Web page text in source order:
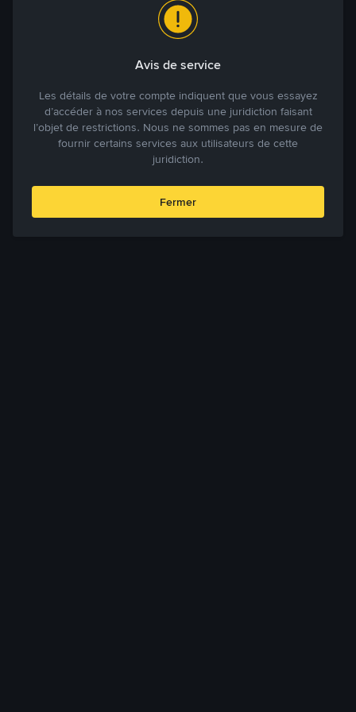
Avis de service
Les détails de votre compte indiquent que vous essayez
d’accéder à nos services depuis une juridiction faisant
l’objet de restrictions. Nous ne sommes pas en mesure de
fournir certains services aux utilisateurs de cette
juridiction.
Fermer